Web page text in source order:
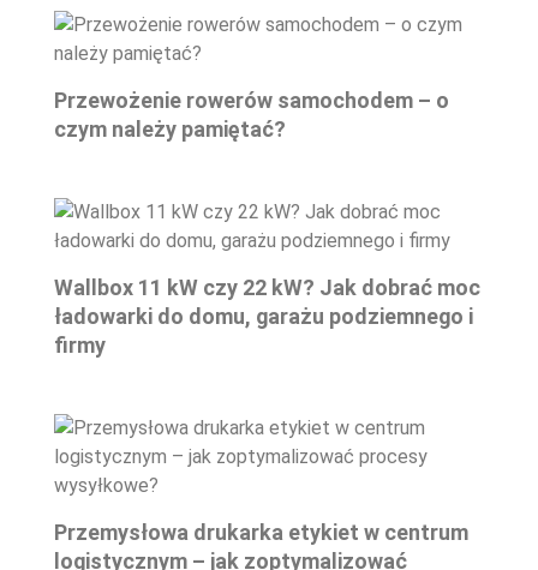
Przewożenie rowerów samochodem – o
czym należy pamiętać?
Wallbox 11 kW czy 22 kW? Jak dobrać moc
ładowarki do domu, garażu podziemnego i
firmy
Przemysłowa drukarka etykiet w centrum
logistycznym – jak zoptymalizować